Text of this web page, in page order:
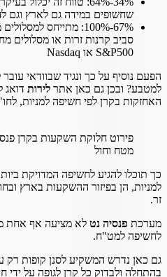
שחשופים במידה גם לארץ וגם
67%-100%: מתייחס
סביב קרנות זרות או מסלולים
S&P500 או Nasdaq
הפעם נוסיף על כך ונגיד שבוודאי
למטבע? ובכן גם כאן אתר לירות דואג
האחזקות בקרן לפי חשיפה למניות,
פירוט חלוקת השקעות בקרן
מטח וחול
כך תוכלו להגיע לחשיפה המדויקת
למניות, הן בפיזור ההשקעות בארץ
זר.
מערכת פנסיה נט לא מציעה אף אחת
לחשיפה למט"ח.
גם כאן נדרש המשקיע לסנן קופות
בהתחלה ולבדוק כל קרן לגופה על ידי